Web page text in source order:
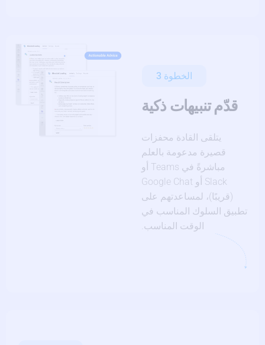
الخطوة 3
قدّم تنبيهات ذكية
يتلقى القادة محفزات
قصيرة مدعومة بالعلم
مباشرةً في Teams أو
Slack أو Google Chat
(قريبًا)، لمساعدتهم على
تطبيق السلوك المناسب في
الوقت المناسب.